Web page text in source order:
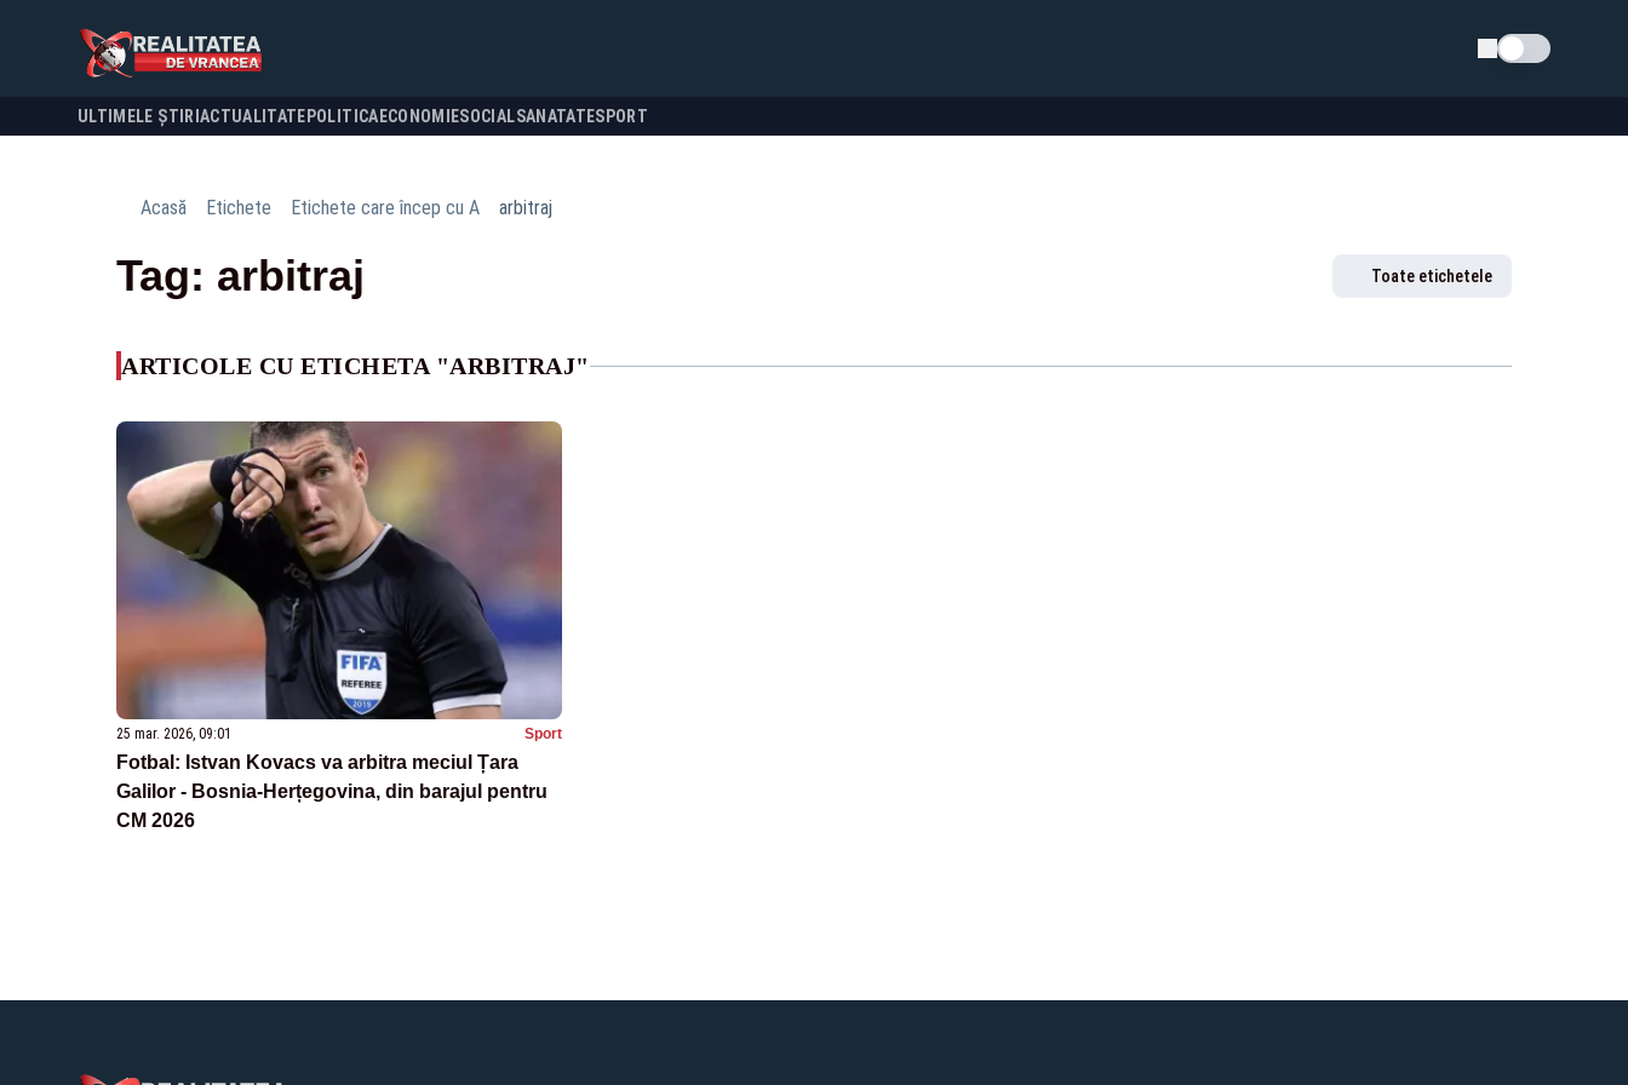
Schimba tema
ULTIMELE ȘTIRI ACTUALITATE POLITICA ECONOMIESOCIALSANATATESPORT
Acasă Etichete Etichete care încep cu A arbitraj
Tag: arbitraj Toate etichetele
ARTICOLE CU ETICHETA "ARBITRAJ"
25 mar. 2026, 09:01 Sport
Fotbal: Istvan Kovacs va arbitra meciul Țara
Galilor - Bosnia-Herțegovina, din barajul pentru
CM 2026